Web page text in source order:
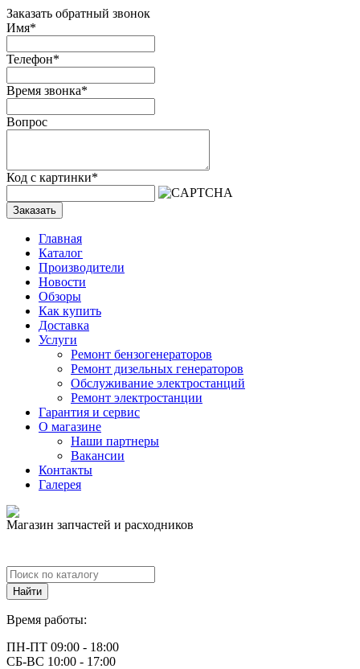
Заказать обратный звонок
Имя*
Телефон*
Время звонка*
Вопрос
Код с картинки*
Заказать
Главная
Каталог
Производители
Новости
Обзоры
Как купить
Доставка
Услуги
Ремонт бензогенераторов
Ремонт дизельных генераторов
Обслуживание электростанций
Ремонт электростанции
Гарантия и сервис
О магазине
Наши партнеры
Вакансии
Контакты
Галерея
Магазин запчастей и расходников
Время работы:
ПН-ПТ 09:00 - 18:00
СБ-ВС 10:00 - 17:00